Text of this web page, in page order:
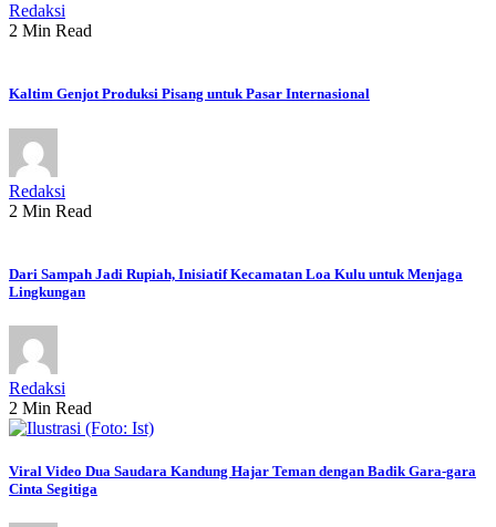
Redaksi
2 Min Read
Kaltim Genjot Produksi Pisang untuk Pasar Internasional
Redaksi
2 Min Read
Dari Sampah Jadi Rupiah, Inisiatif Kecamatan Loa Kulu untuk Menjaga
Lingkungan
Redaksi
2 Min Read
Viral Video Dua Saudara Kandung Hajar Teman dengan Badik Gara-gara
Cinta Segitiga